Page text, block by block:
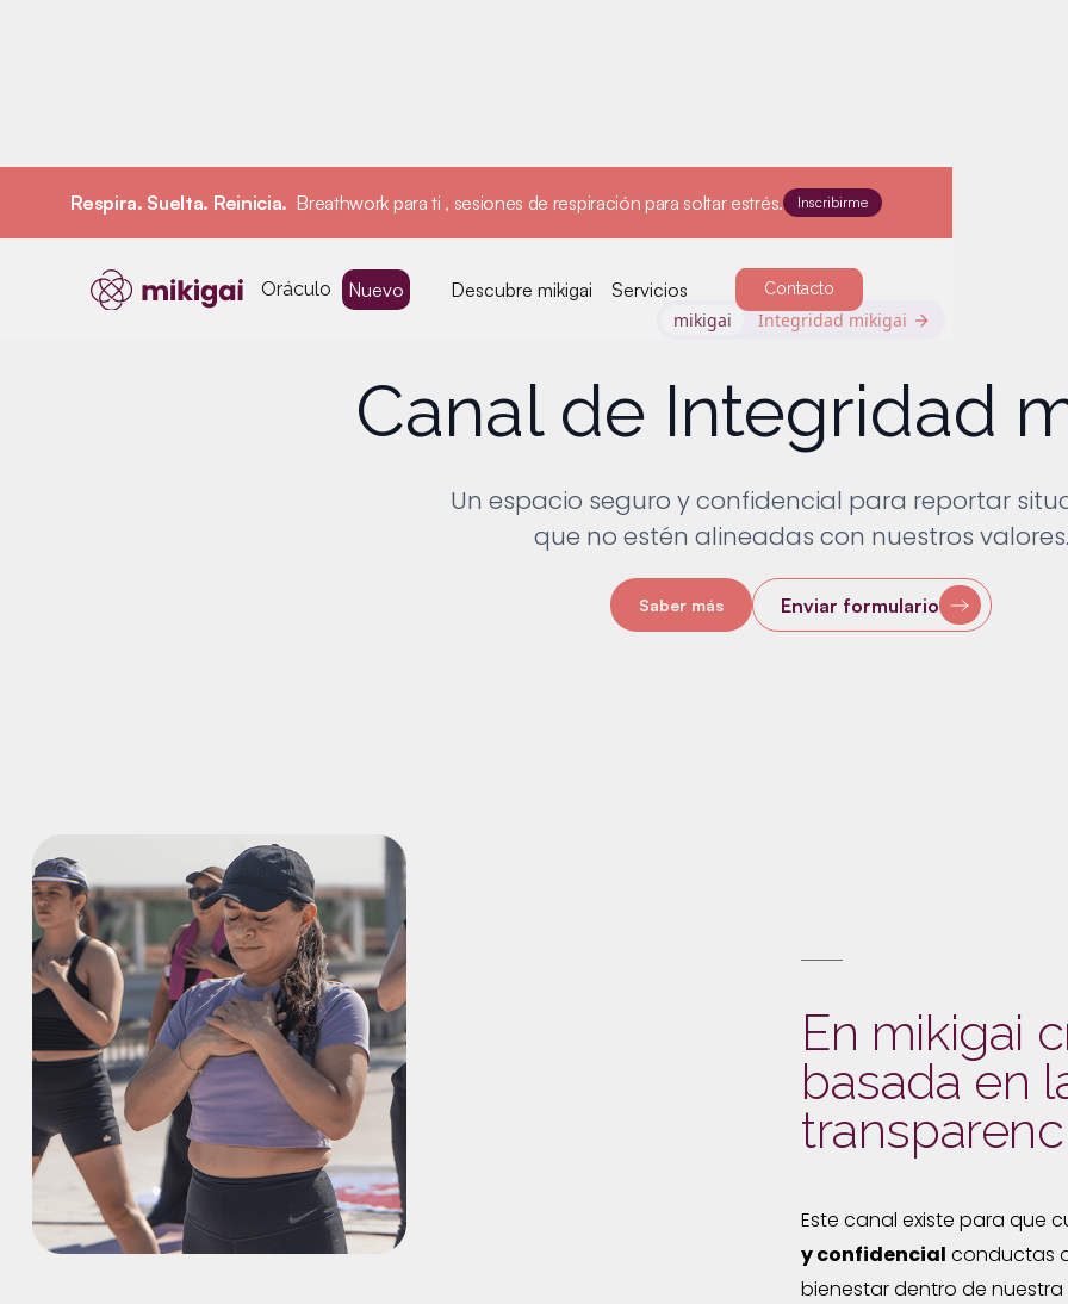
Respira. Suelta. Reinicia. Breathwork para ti , sesiones de respiración para soltar estrés. Inscribirme
Oráculo Nuevo Descubre mikigai Servicios Contacto
mikigai Integridad mikigai
Canal de Integridad
Un espacio seguro y confidencial para reportar
que no estén alineadas con nuestros valores.
Saber más Enviar formulario
En mikigai
basada en
Este canal existe para que
y confidencial conductas
bienestar dentro de